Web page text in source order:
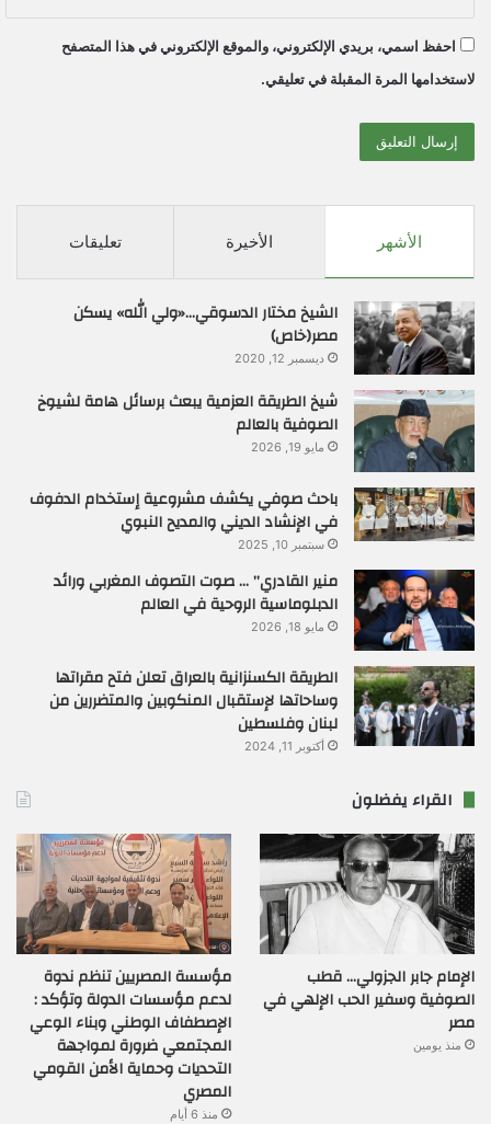
احفظ اسمي، بريدي الإلكتروني، والموقع الإلكتروني في هذا المتصفح
لاستخدامها المرة المقبلة في تعليقي.
الأشهر الأخيرة تعليقات
الشيخ مختار الدسوقي…«ولي الله» يسكن
مصر(خاص)
ديسمبر 12, 2020
شيخ الطريقة العزمية يبعث برسائل هامة لشيوخ
الصوفية بالعالم
مايو 19, 2026
باحث صوفي يكشف مشروعية إستخدام الدفوف
في الإنشاد الديني والمديح النبوي
سبتمبر 10, 2025
منير القادري” … صوت التصوف المغربي ورائد
الدبلوماسية الروحية في العالم
مايو 18, 2026
الطريقة الكسنزانية بالعراق تعلن فتح مقراتها
وساحاتها لإستقبال المنكوبين والمتضررين من
لبنان وفلسطين
أكتوبر 11, 2024
القراء يفضلون
الإمام جابر الجزولي… قطب
الصوفية وسفير الحب الإلهي في
مصر
منذ يومين
مؤسسة المصريين تنظم ندوة
لدعم مؤسسات الدولة وتؤكد :
الإصطفاف الوطني وبناء الوعي
المجتمعي ضرورة لمواجهة
التحديات وحماية الأمن القومي
المصري
منذ 6 أيام